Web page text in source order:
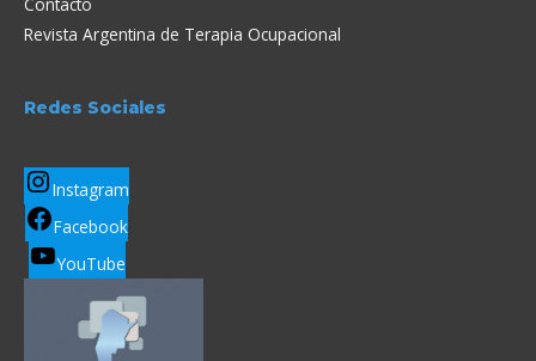
Revista Argentina de Terapia Ocupacional
Redes Sociales
Instagram
Facebook
YouTube